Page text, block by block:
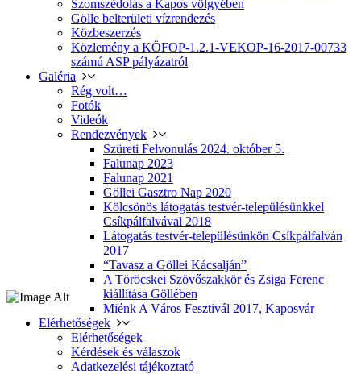
Szomszédolás a Kapos völgyében
Gölle belterületi vízrendezés
Közbeszerzés
Közlemény a KÖFOP-1.2.1-VEKOP-16-2017-00733
számú ASP pályázatról
Galéria
Rég volt…
Fotók
Videók
Rendezvények
Szüreti Felvonulás 2024. október 5.
Falunap 2023
Falunap 2021
Göllei Gasztro Nap 2020
Kölcsönös látogatás testvér-településünkkel
Csíkpálfalvával 2018
Látogatás testvér-településünkön Csíkpálfalván
2017
“Tavasz a Göllei Kácsalján”
A Töröcskei Szövőszakkör és Zsiga Ferenc
kiállítása Göllében
Miénk A Város Fesztivál 2017, Kaposvár
Elérhetőségek
Elérhetőségek
Kérdések és válaszok
Adatkezelési tájékoztató